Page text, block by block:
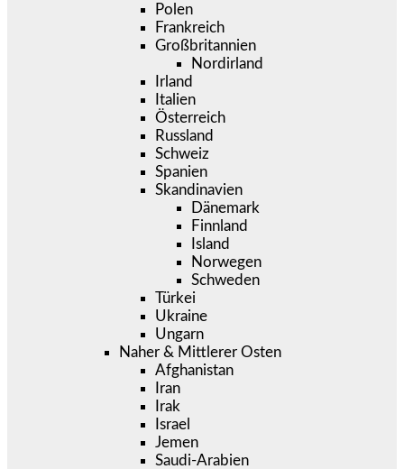
Polen
Frankreich
Großbritannien
Nordirland
Irland
Italien
Österreich
Russland
Schweiz
Spanien
Skandinavien
Dänemark
Finnland
Island
Norwegen
Schweden
Türkei
Ukraine
Ungarn
Naher & Mittlerer Osten
Afghanistan
Iran
Irak
Israel
Jemen
Saudi-Arabien